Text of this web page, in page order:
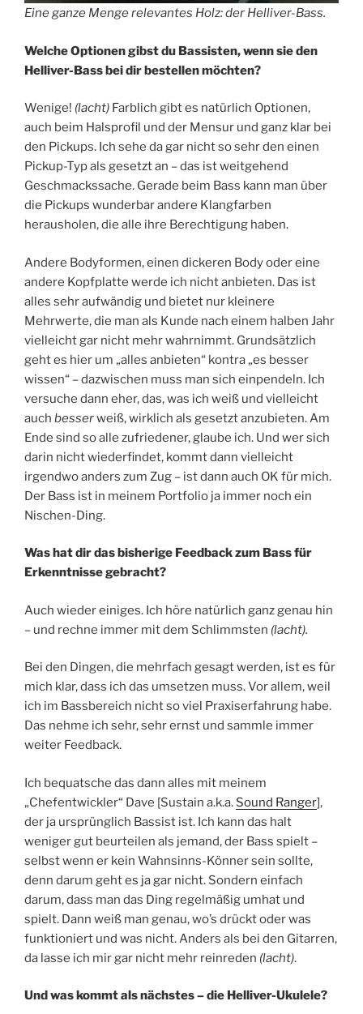
Eine ganze Menge relevantes Holz: der Helliver-Bass.
Welche Optionen gibst du Bassisten, wenn sie den
Helliver-Bass bei dir bestellen möchten?
Wenige! (lacht) Farblich gibt es natürlich Optionen,
auch beim Halsprofil und der Mensur und ganz klar bei
den Pickups. Ich sehe da gar nicht so sehr den einen
Pickup-Typ als gesetzt an – das ist weitgehend
Geschmackssache. Gerade beim Bass kann man über
die Pickups wunderbar andere Klangfarben
herausholen, die alle ihre Berechtigung haben.
Andere Bodyformen, einen dickeren Body oder eine
andere Kopfplatte werde ich nicht anbieten. Das ist
alles sehr aufwändig und bietet nur kleinere
Mehrwerte, die man als Kunde nach einem halben Jahr
vielleicht gar nicht mehr wahrnimmt. Grundsätzlich
geht es hier um „alles anbieten“ kontra „es besser
wissen“ – dazwischen muss man sich einpendeln. Ich
versuche dann eher, das, was ich weiß und vielleicht
auch besserweiß, wirklich als gesetzt anzubieten. Am
Ende sind so alle zufriedener, glaube ich. Und wer sich
darin nicht wiederfindet, kommt dann vielleicht
irgendwo anders zum Zug – ist dann auch OK für mich.
Der Bass ist in meinem Portfolio ja immer noch ein
Nischen-Ding.
Was hat dir das bisherige Feedback zum Bass für
Erkenntnisse gebracht?
Auch wieder einiges. Ich höre natürlich ganz genau hin
– und rechne immer mit dem Schlimmsten (lacht).
Bei den Dingen, die mehrfach gesagt werden, ist es für
mich klar, dass ich das umsetzen muss. Vor allem, weil
ich im Bassbereich nicht so viel Praxiserfahrung habe.
Das nehme ich sehr, sehr ernst und sammle immer
weiter Feedback.
Ich bequatsche das dann alles mit meinem
„Chefentwickler“ Dave [Sustain a.k.a. Sound Ranger],
der ja ursprünglich Bassist ist. Ich kann das halt
weniger gut beurteilen als jemand, der Bass spielt –
selbst wenn er kein Wahnsinns-Könner sein sollte,
denn darum geht es ja gar nicht. Sondern einfach
darum, dass man das Ding regelmäßig umhat und
spielt. Dann weiß man genau, wo’s drückt oder was
funktioniert und was nicht. Anders als bei den Gitarren,
da lasse ich mir gar nicht mehr reinreden (lacht).
Und was kommt als nächstes – die Helliver-Ukulele?